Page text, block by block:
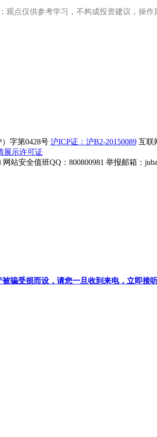
观点仅供参考学习，不构成投资建议，操作
字第0428号 沪ICP证：沪B2-20150089 互联
展示许可证
网站安全值班QQ：800800981 举报邮箱：
骗受损而设，请您一旦收到来电，立即接听